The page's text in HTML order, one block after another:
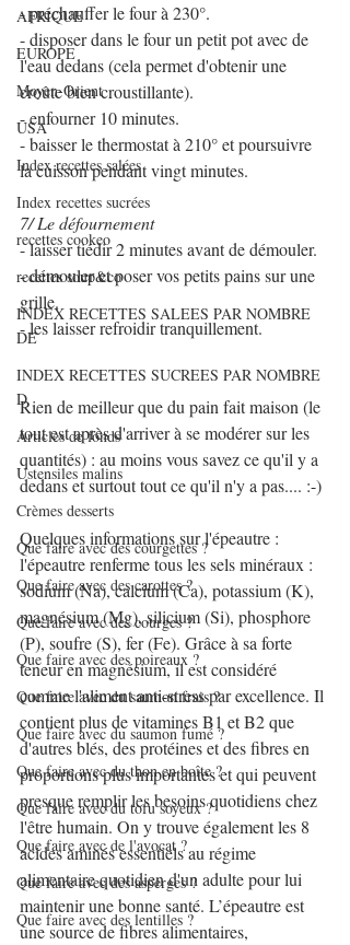
AFRIQUE
EUROPE
Moyen-Orient
USA
Index recettes salées
Index recettes sucrées
recettes cookeo
recettes soup&co
INDEX RECETTES SALEES PAR NOMBRE
DE
INDEX RECETTES SUCREES PAR NOMBRE
D
Articles de fonds
Ustensiles malins
Crèmes desserts
Que faire avec des courgettes ?
Que faire avec des carottes ?
Que faire avec des courges ?
Que faire avec des poireaux ?
Que faire avec du saumon frais ?
Que faire avec du saumon fumé ?
Que faire avec du thon en boîte ?
Que faire avec du tofu soyeux ?
Que faire avec de l'avocat ?
Que faire avec des asperges ?
Que faire avec des lentilles ?
- préchauffer le four à 230°.
- disposer dans le four un petit pot avec de
l'eau dedans (cela permet d'obtenir une
croûte bien croustillante).
- enfourner 10 minutes.
- baisser le thermostat à 210° et poursuivre
la cuisson pendant vingt minutes.
7/ Le défournement
- laisser tiédir 2 minutes avant de démouler.
- démouler et poser vos petits pains sur une
grille.
- les laisser refroidir tranquillement.
Rien de meilleur que du pain fait maison (le
tout est après d'arriver à se modérer sur les
quantités) : au moins vous savez ce qu'il y a
dedans et surtout tout ce qu'il n'y a pas.... :-)
Quelques informations sur l'épeautre :
l'épeautre renferme tous les sels minéraux :
sodium (Na), calcium (Ca), potassium (K),
magnésium (Mg), silicium (Si), phosphore
(P), soufre (S), fer (Fe). Grâce à sa forte
teneur en magnésium, il est considéré
comme l'aliment anti-stress par excellence. Il
contient plus de vitamines B1 et B2 que
d'autres blés, des protéines et des fibres en
proportions plus importantes et qui peuvent
presque remplir les besoins quotidiens chez
l'être humain. On y trouve également les 8
acides aminés essentiels au régime
alimentaire quotidien d'un adulte pour lui
maintenir une bonne santé. L’épeautre est
une source de fibres alimentaires,